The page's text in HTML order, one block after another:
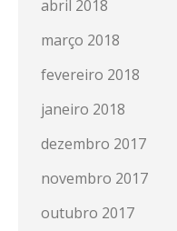
abril 2018
março 2018
fevereiro 2018
janeiro 2018
dezembro 2017
novembro 2017
outubro 2017